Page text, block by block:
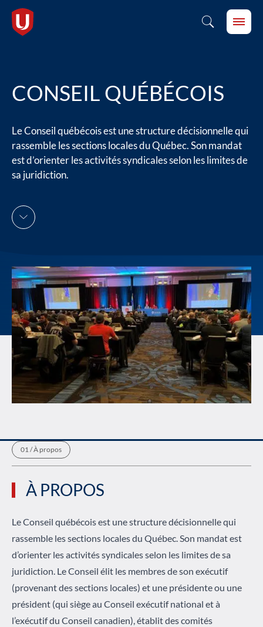
CONSEIL QUÉBÉCOIS
Le Conseil québécois est une structure décisionnelle qui
rassemble les sections locales du Québec. Son mandat
est d’orienter les activités syndicales selon les limites de
sa juridiction.
/À propos
À PROPOS
Le Conseil québécois est une structure décisionnelle qui
rassemble les sections locales du Québec. Son mandat est
d’orienter les activités syndicales selon les limites de sa
juridiction. Le Conseil élit les membres de son exécutif
(provenant des sections locales) et une présidente ou une
président (qui siège au Conseil exécutif national et à
l’exécutif du Conseil canadien), établit des comités